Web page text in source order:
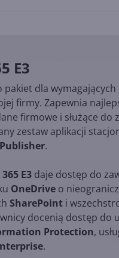
E3
pakiet dla
firmy. Zapewnia
firmowe i służące do
zestaw aplikacji
Publisher.
E3 daje dostęp do
OneDrive o
SharePoint i
docenią dostęp do
Protection,
.